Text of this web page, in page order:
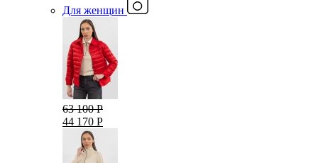
Для женщин
63 100 Р
44 170 Р